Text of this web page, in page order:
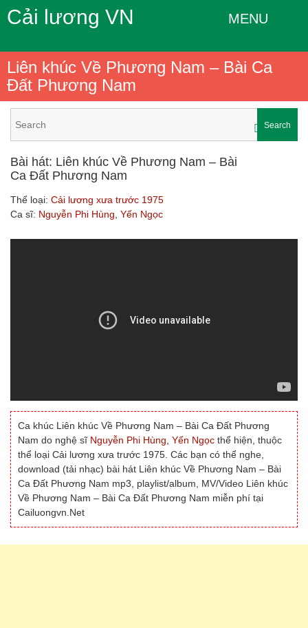
Cải lương VN MENU
Liên khúc Về Phương Nam – Bài Ca
Đất Phương Nam
Search
Bài hát: Liên khúc Về Phương Nam – Bài
Ca Đất Phương Nam
Thể loại: Cải lương xưa trước 1975
Ca sĩ: Nguyễn Phi Hùng Yến Ngọc
Ca khúc Liên khúc Về Phương Nam – Bài Ca Đất Phương
Nam do nghệ sĩ Nguyễn Phi Hùng Yến Ngọc thể hiện, thuộc
thể loại Cải lương xưa trước 1975. Các bạn có thể nghe,
download (tải nhạc) bài hát Liên khúc Về Phương Nam – Bài
Ca Đất Phương Nam mp3, playlist/album, MV/Video Liên khúc
Về Phương Nam – Bài Ca Đất Phương Nam miễn phí tại
Cailuongvn.Net